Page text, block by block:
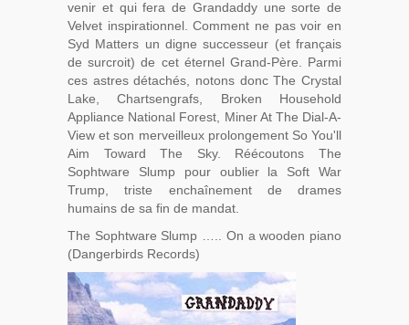
venir et qui fera de Grandaddy une sorte de
Velvet inspirationnel. Comment ne pas voir en
Syd Matters un digne successeur (et français
de surcroit) de cet éternel Grand-Père. Parmi
ces astres détachés, notons donc The Crystal
Lake, Chartsengrafs, Broken Household
Appliance National Forest, Miner At The Dial-A-
View et son merveilleux prolongement So You'll
Aim Toward The Sky. Réécoutons The
Sophtware Slump pour oublier la Soft War
Trump, triste enchaînement de drames
humains de sa fin de mandat.
The Sophtware Slump ….. On a wooden piano
(Dangerbirds Records)